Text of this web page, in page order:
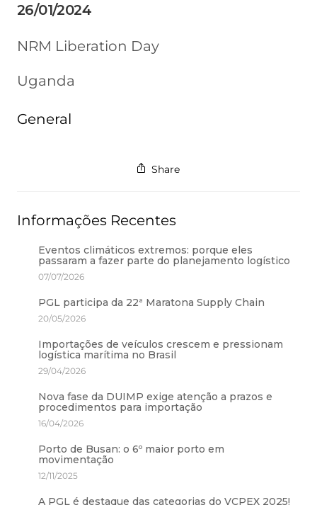
26/01/2024
NRM Liberation Day
Uganda
General
Share
Informações Recentes
Eventos climáticos extremos: porque eles
passaram a fazer parte do planejamento logístico
07/07/2026
PGL participa da 22ª Maratona Supply Chain
20/05/2026
Importações de veículos crescem e pressionam
logística marítima no Brasil
29/04/2026
Nova fase da DUIMP exige atenção a prazos e
procedimentos para importação
16/04/2026
Porto de Busan: o 6º maior porto em
movimentação
12/11/2025
A PGL é destaque das categorias do VCPEX 2025!